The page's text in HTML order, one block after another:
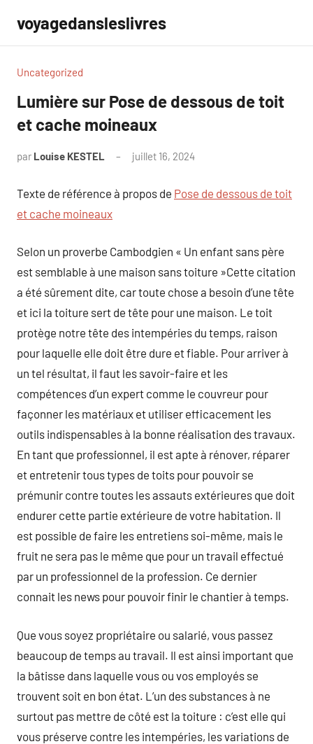
contenu
voyagedansleslivres
Uncategorized
Lumière sur Pose de dessous de toit
et cache moineaux
par Louise KESTEL juillet 16, 2024
Texte de référence à propos de Pose de dessous de toit
et cache moineaux
Selon un proverbe Cambodgien « Un enfant sans père
est semblable à une maison sans toiture »Cette citation
a été sûrement dite, car toute chose a besoin d’une tête
et ici la toiture sert de tête pour une maison. Le toit
protège notre tête des intempéries du temps, raison
pour laquelle elle doit être dure et fiable. Pour arriver à
un tel résultat, il faut les savoir-faire et les
compétences d’un expert comme le couvreur pour
façonner les matériaux et utiliser efficacement les
outils indispensables à la bonne réalisation des travaux.
En tant que professionnel, il est apte à rénover, réparer
et entretenir tous types de toits pour pouvoir se
prémunir contre toutes les assauts extérieures que doit
endurer cette partie extérieure de votre habitation. Il
est possible de faire les entretiens soi-même, mais le
fruit ne sera pas le même que pour un travail effectué
par un professionnel de la profession. Ce dernier
connait les news pour pouvoir finir le chantier à temps.
Que vous soyez propriétaire ou salarié, vous passez
beaucoup de temps au travail. Il est ainsi important que
la bâtisse dans laquelle vous ou vos employés se
trouvent soit en bon état. L’un des substances à ne
surtout pas mettre de côté est la toiture : c’est elle qui
vous préserve contre les intempéries, les variations de